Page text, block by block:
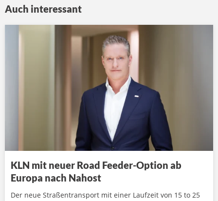
Auch interessant
KLN mit neuer Road Feeder-Option ab
Europa nach Nahost
Der neue Straßentransport mit einer Laufzeit von 15 to 25